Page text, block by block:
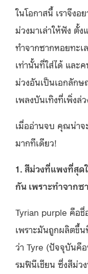
ในโอกาสนี้ เราจึง
ม่วงมาเล่าให้ฟัง ตั้
ทำจากซากหอยทะเ
เท่านั้นที่ใส่ได้ และ
ม่วงอันเป็นเอกลักษ
เพลงบันเทิงที่เพิ่งล่
เมื่ออ่านจบ คุณน่าจ
มากทีเดียว!
1. สีม่วงที่แพงที่สุด
กัน เพราะทำจาก
Tyrian purple คือชื่
เพราะมันถูกผลิตขึ้น
ว่า Tyre (ปัจจุบันคือ
รมฟินีเชียน ซึ่งสีม่ว